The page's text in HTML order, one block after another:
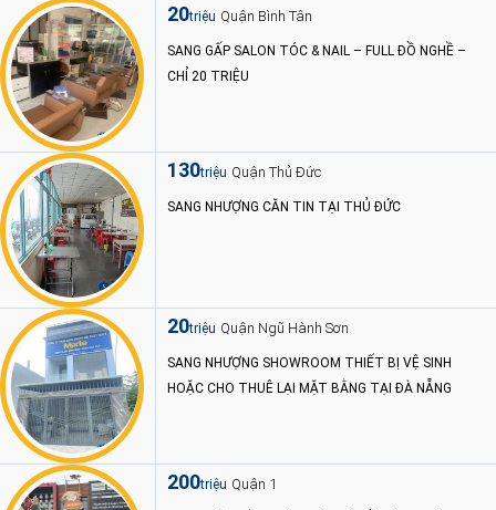
20triệu Quận Bình Tân
SANG GẤP SALON TÓC & NAIL – FULL ĐỒ NGHỀ –
CHỈ 20 TRIỆU
130triệu Quận Thủ Đức
SANG NHƯỢNG CĂN TIN TẠI THỦ ĐỨC
20triệu Quận Ngũ Hành Sơn
SANG NHƯỢNG SHOWROOM THIẾT BỊ VỆ SINH
HOẶC CHO THUÊ LẠI MẶT BẰNG TẠI ĐÀ NẴNG
200triệu Quận 1